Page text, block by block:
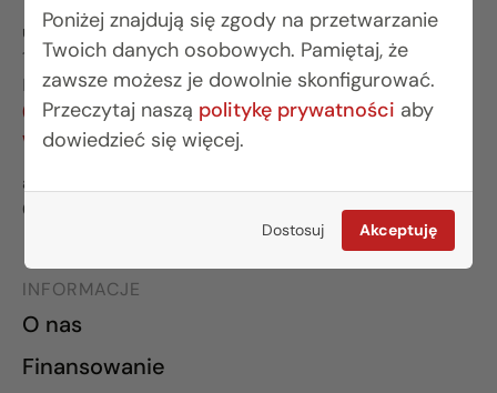
Poniżej znajdują się zgody na przetwarzanie
Twoich danych osobowych. Pamiętaj, że
zawsze możesz je dowolnie skonfigurować.
Przeczytaj naszą politykę prywatności aby
dowiedzieć się więcej.
Dostosuj Akceptuję
ul. Legionowa 28 lok. 202
15-281 Białystok
BIURO WARSZAWA
(22) 642 03 55
warszawa@rogowskidevelopment.pl
al. Wilanowska 67E lok. U5
02-765 Warszawa
INFORMACJE
O nas
Finansowanie